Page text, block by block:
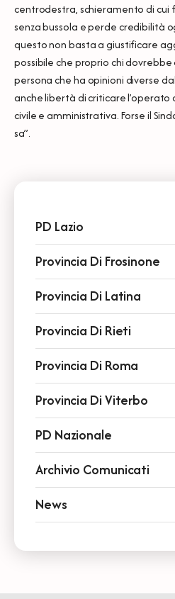
centrodestra, schieramento di cui
senza bussola e perde credibilità
questo non basta a giustificare
possibile che proprio chi dovrebbe
persona che ha opinioni diverse
anche libertà di criticare l’operato
civile e amministrativa. Forse il
sa”.
PD Lazio
Provincia Di Frosinone
Provincia Di Latina
Provincia Di Rieti
Provincia Di Roma
Provincia Di Viterbo
PD Nazionale
Archivio Comunicati
News